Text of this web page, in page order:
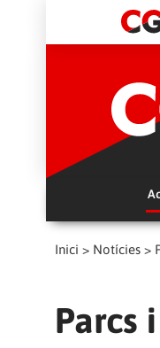
Inici > Notícies >
Parcs